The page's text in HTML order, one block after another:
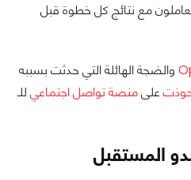
مع نتائج كل خطوة قبل
والضجة الهائلة التي حدثت بسببه
علىمنصة تواصل اجتماعي للـ
المستقبل